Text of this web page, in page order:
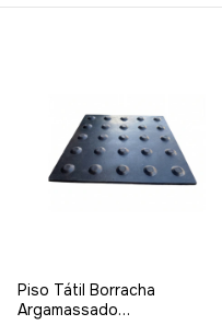
Piso Tátil Borracha
Argamassado